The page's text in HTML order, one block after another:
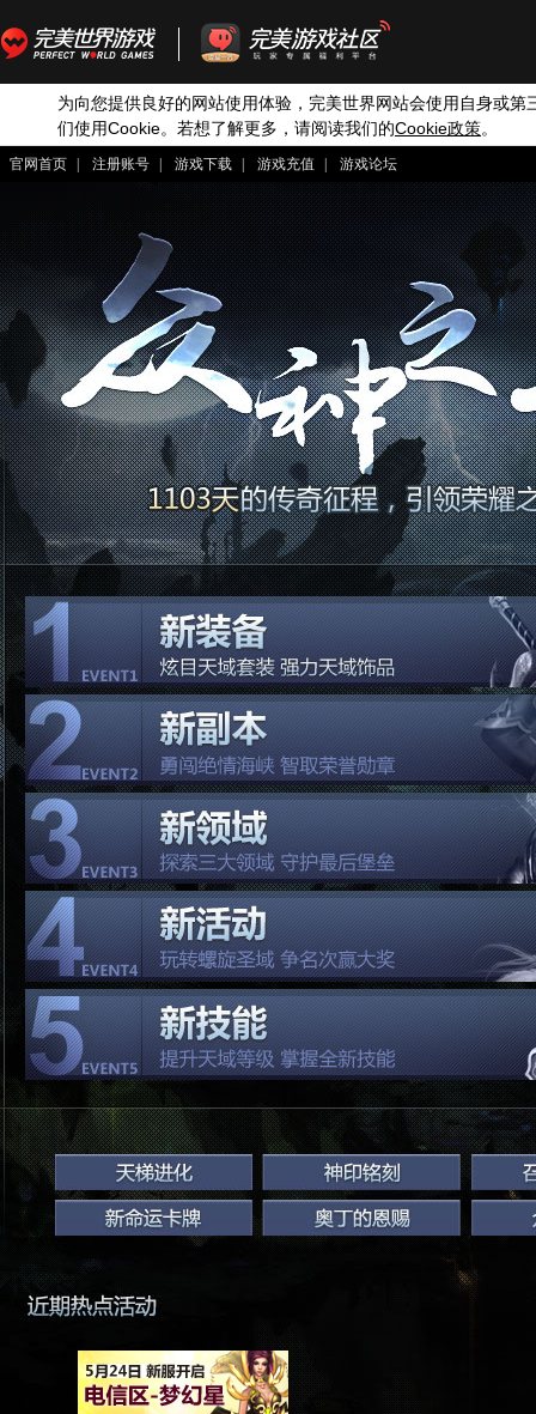
为向您提供良好的网站使用体验，完美世界网站会使用自身或第
们使用Cookie。若想了解更多，请阅读我们的Cookie政策。
官网首页 注册账号 游戏下载 游戏充值 游戏论坛